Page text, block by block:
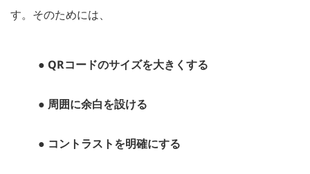
す。そのためには、
● QRコードのサイズを大きくする
● 周囲に余白を設ける
● コントラストを明確にする